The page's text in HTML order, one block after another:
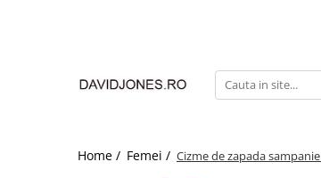
Home / Femei / Cizme de zapada sampanie